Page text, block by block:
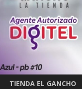
TIENDA EL GANCHO